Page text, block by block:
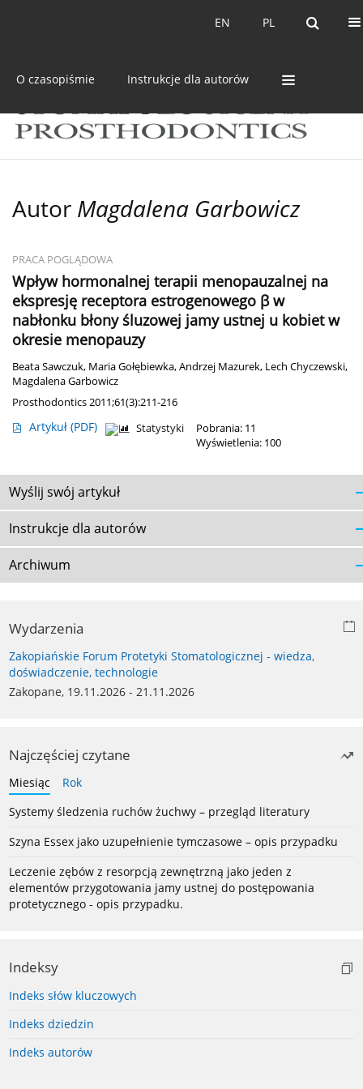
PL
EN PL
EN
O czasopiśmie Instrukcje dla autorów
Autor Magdalena Garbowicz
PRACA POGLĄDOWA
Wpływ hormonalnej terapii menopauzalnej na
ekspresję receptora estrogenowego β w
nabłonku błony śluzowej jamy ustnej u kobiet w
okresie menopauzy
Beata Sawczuk, Maria Gołębiewka,Andrzej Mazurek, Lech Chyczewski,
Magdalena Garbowicz
Prosthodontics 2011;61(3):211-216
Artykuł (PDF) Statystyki
Pobrania: 11
Wyświetlenia: 100
Wyślij swój artykuł
Instrukcje dla autorów
Archiwum
Wydarzenia
Zakopiańskie Forum Protetyki Stomatologicznej - wiedza,
doświadczenie, technologie
Zakopane, 19.11.2026 - 21.11.2026
Najczęściej czytane
Miesiąc
Rok
Systemy śledzenia ruchów żuchwy – przegląd literatury
Szyna Essex jako uzupełnienie tymczasowe – opis przypadku
Leczenie zębów z resorpcją zewnętrzną jako jeden z
elementów przygotowania jamy ustnej do postępowania
protetycznego - opis przypadku.
Indeksy
Indeks słów kluczowych
Indeks dziedzin
Indeks autorów